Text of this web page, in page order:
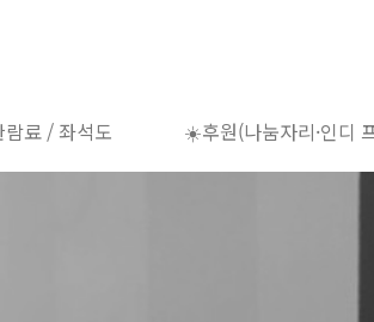
료 / 좌석도 ☀️후원(나눔자리·인디